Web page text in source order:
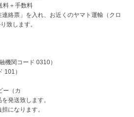
料＋手数料
絡票」を入れ、お近くのヤマト運輸（クロ
致します。
機関コード 0310）
101）
ー（カ
発送致します。
になります。